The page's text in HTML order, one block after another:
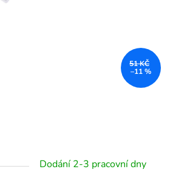
Dodání 2-3 pracovní dny
51 KČ
–11 %